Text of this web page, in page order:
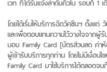
โดยได้เริ่มให้บริการฉีดวัคซีนฯ ตั้งแ
และเพื่อตอบแทนความไว้วางใจจาก
มอบ Family Card [บัตรส่วนลด ค่า
ผู้เข้ารับบริการทุกท่าน โดยไม่มีเงื่อน
Family Card มาใช้บริการได้ตลอดจ